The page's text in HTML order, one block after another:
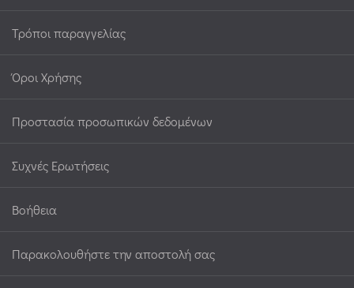
Τρόποι παραγγελίας
Όροι Χρήσης
Προστασία προσωπικών δεδομένων
Συχνές Ερωτήσεις
Βοήθεια
Παρακολουθήστε την αποστολή σας